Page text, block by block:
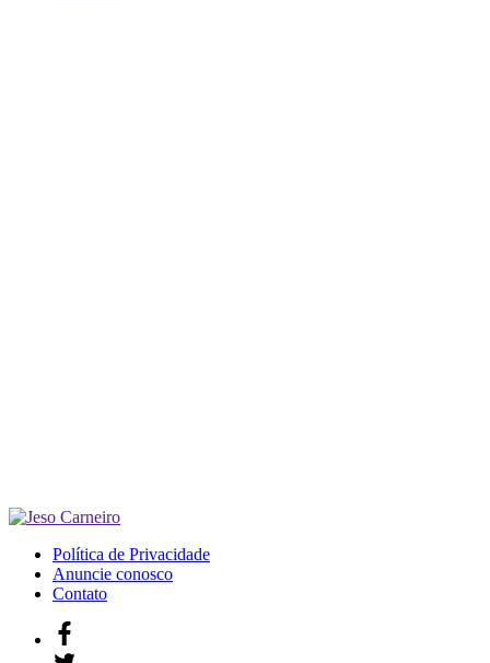
Política de Privacidade
Anuncie conosco
Contato